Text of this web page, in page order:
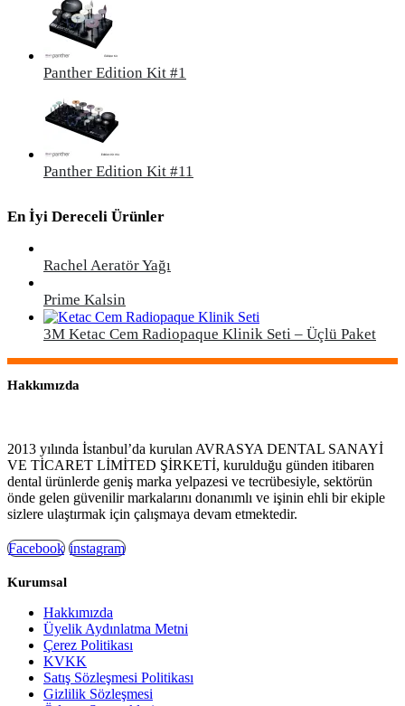
Panther Edition Kit #1
Panther Edition Kit #11
En İyi Dereceli Ürünler
Rachel Aeratör Yağı
Prime Kalsin
3M Ketac Cem Radiopaque Klinik Seti – Üçlü Paket
Hakkımızda
2013 yılında İstanbul’da kurulan AVRASYA DENTAL SANAYİ
VE TİCARET LİMİTED ŞİRKETİ, kurulduğu günden itibaren
dental ürünlerde geniş marka yelpazesi ve tecrübesiyle, sektörün
önde gelen güvenilir markalarını donanımlı ve işinin ehli bir ekiple
sizlere ulaştırmak için çalışmaya devam etmektedir.
Facebook instagram
Kurumsal
Hakkımızda
Üyelik Aydınlatma Metni
Çerez Politikası
KVKK
Satış Sözleşmesi Politikası
Gizlilik Sözleşmesi